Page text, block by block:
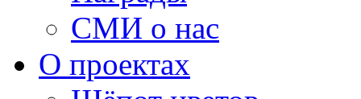
СМИ о нас
О проектах